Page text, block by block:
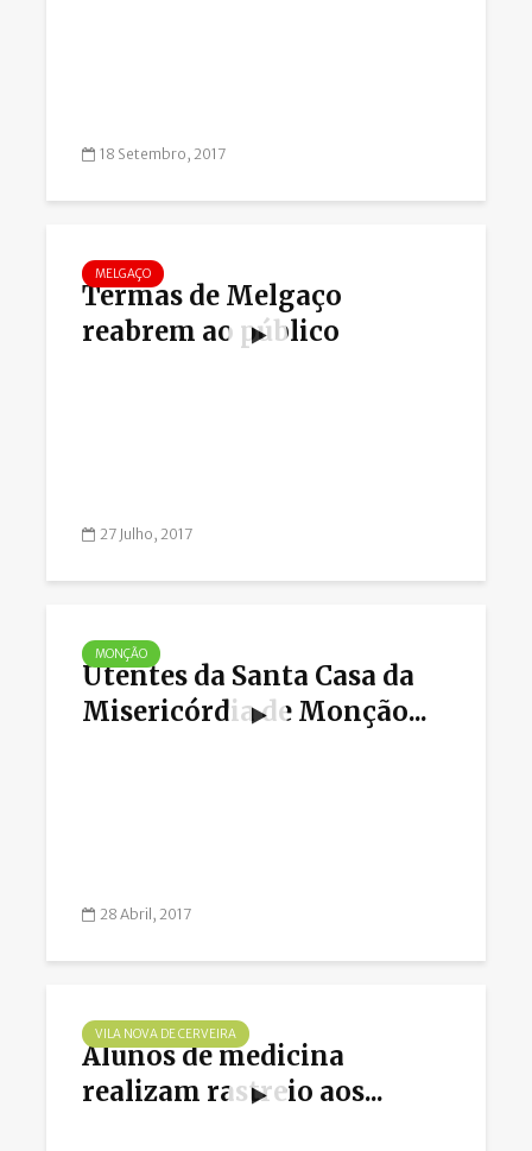
18 Setembro, 2017
MELGAÇO
Termas de Melgaço
reabrem ao público
27 Julho, 2017
MONÇÃO
Utentes da Santa Casa da
Misericórdia de Monção...
28 Abril, 2017
VILA NOVA DE CERVEIRA
Alunos de medicina
realizam rastreio aos...